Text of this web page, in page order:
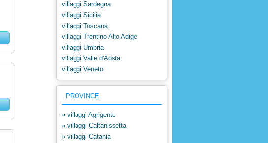
villaggi Sardegna
villaggi Sicilia
villaggi Toscana
villaggi Trentino Alto Adige
villaggi Umbria
villaggi Valle d'Aosta
villaggi Veneto
PROVINCE
» villaggi Agrigento
» villaggi Caltanissetta
» villaggi Catania